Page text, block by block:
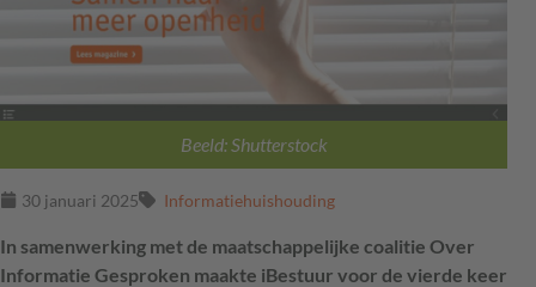
Beeld: Shutterstock
30 januari 2025 Informatiehuishouding
In samenwerking met de maatschappelijke coalitie Over
Informatie Gesproken maakte iBestuur voor de vierde keer